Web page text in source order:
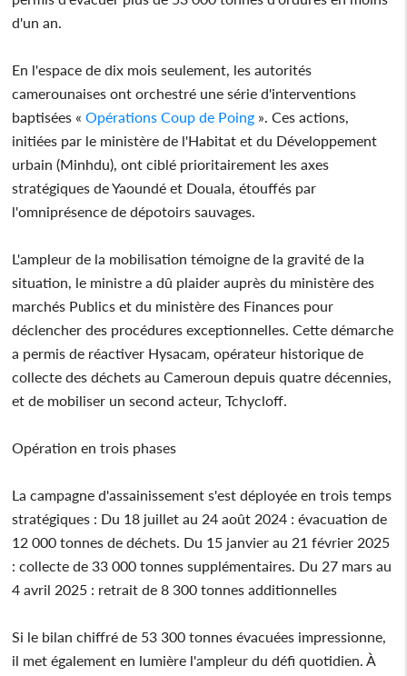
d'un an.
En l'espace de dix mois seulement, les autorités
camerounaises ont orchestré une série d'interventions
baptisées « Opérations Coup de Poing ». Ces actions,
initiées par le ministère de l'Habitat et du Développement
urbain (Minhdu), ont ciblé prioritairement les axes
stratégiques de Yaoundé et Douala, étouffés par
l'omniprésence de dépotoirs sauvages.
L'ampleur de la mobilisation témoigne de la gravité de la
situation, le ministre a dû plaider auprès du ministère des
marchés Publics et du ministère des Finances pour
déclencher des procédures exceptionnelles. Cette démarche
a permis de réactiver Hysacam, opérateur historique de
collecte des déchets au Cameroun depuis quatre décennies,
et de mobiliser un second acteur, Tchycloff.
Opération en trois phases
La campagne d'assainissement s'est déployée en trois temps
stratégiques : Du 18 juillet au 24 août 2024 : évacuation de
12 000 tonnes de déchets. Du 15 janvier au 21 février 2025
: collecte de 33 000 tonnes supplémentaires. Du 27 mars au
4 avril 2025 : retrait de 8 300 tonnes additionnelles
Si le bilan chiffré de 53 300 tonnes évacuées impressionne,
il met également en lumière l'ampleur du défi quotidien. À